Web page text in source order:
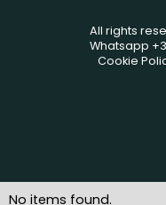
All rights
Whatsapp
Cookie
No items found.